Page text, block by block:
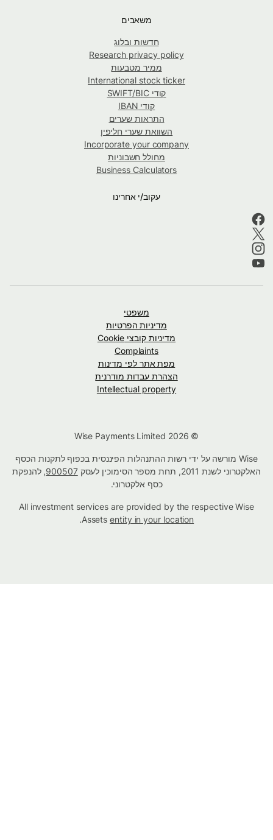
משאבים
חדשות ובלוג
Research privacy policy
ממיר מטבעות
International stock ticker
קודי SWIFT/BIC
קודי IBAN
התראות שערים
השוואת שערי חליפין
Incorporate your company
מחולל חשבוניות
Business Calculators
עקוב/י אחרינו
משפטי
מדיניות הפרטיות
מדיניות קובצי Cookie
Complaints
מפת אתר לפי מדינות
הצהרת עבדות מודרנית
Intellectual property
Wise מורשה על ידי רשות ההתנהלות הפיננסית בכפוף לתקנות הכסף
האלקטרוני לשנת 2011, תחת מספר הסימוכין לעסק
900507, להנפקת
כסף אלקטרוני.
All investment services are provided by the respective Wise
Assetsentity in your location
.